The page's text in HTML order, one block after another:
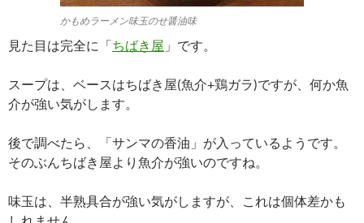
かもめラーメン味玉のせ醤油味
見た目は完全に「ちばき屋 」です。
スープは、ベースはちばき屋(魚介+鶏ガラ)ですが、何か魚
介が強い気がします。
後で調べたら、「サンマの香油」が入っているようです。
そのぶんちばき屋より魚介が強いのですね。
味玉は、半熟具合が強い気がしますが、これは個体差かも